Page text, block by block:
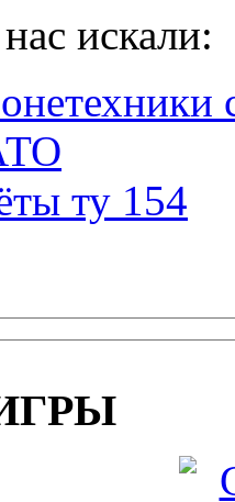
искали:
ту 154